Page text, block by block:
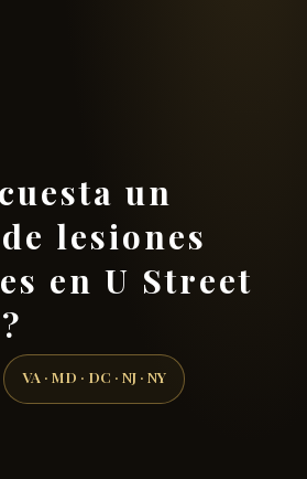
un
lesiones
en U Street
VA · MD · DC · NJ · NY